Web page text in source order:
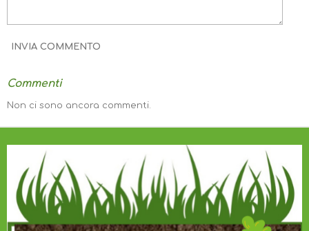
INVIA COMMENTO
Commenti
Non ci sono ancora commenti.